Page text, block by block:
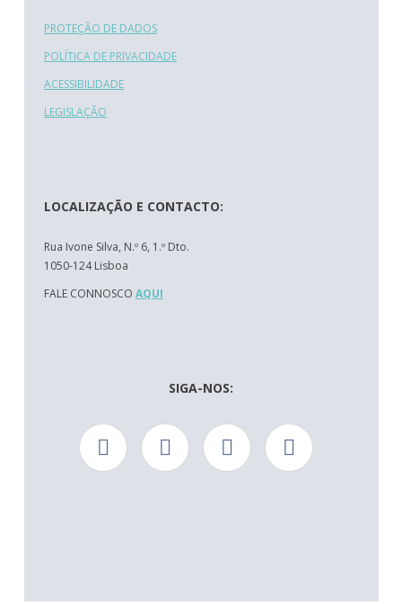
PROTEÇÃO DE DADOS
POLÍTICA DE PRIVACIDADE
ACESSIBILIDADE
LEGISLAÇÃO
LOCALIZAÇÃO E CONTACTO:
Rua Ivone Silva, N.º 6, 1.º Dto.
1050-124 Lisboa
FALE CONNOSCO AQUI
SIGA-NOS: